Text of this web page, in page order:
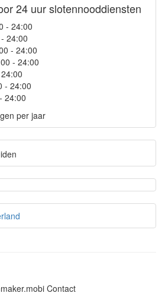
24 uur slotennooddiensten
- 24:00
24:00
- 24:00
- 24:00
- 24:00
24:00
per jaar
Contact